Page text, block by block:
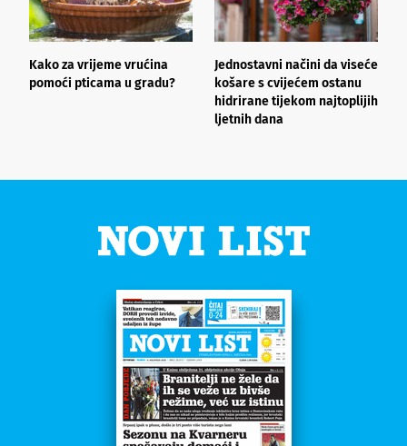
Kako za vrijeme vrućina
pomoći pticama u gradu?
Jednostavni načini da viseće
košare s cvijećem ostanu
hidrirane tijekom najtoplijih
ljetnih dana